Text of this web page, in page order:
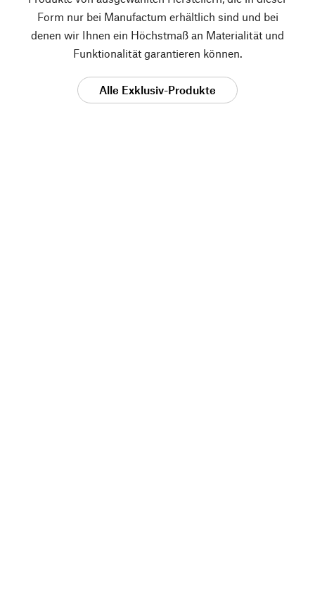
Form nur bei Manufactum erhältlich sind und bei
denen wir Ihnen ein Höchstmaß an Materialität und
Funktionalität garantieren können.
Alle Exklusiv-Produkte